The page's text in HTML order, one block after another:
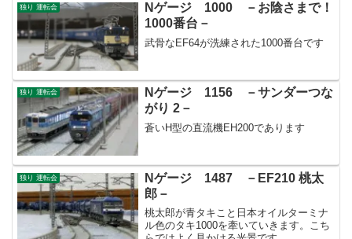
独り 運転会
Nゲージ 1000 －お陰さまで！
1000番台－
武骨なEF64が洗練された1000番台です
独り 運転会
Nゲージ 1156 －サンダーつな
がり 2－
蒼いH型の直流機EH200であります
独り 運転会
Nゲージ 1487 －EF210 桃太
郎－
桃太郎が青タキこと日本オイルターミナ
ル色のタキ1000を牽いていきます。こち